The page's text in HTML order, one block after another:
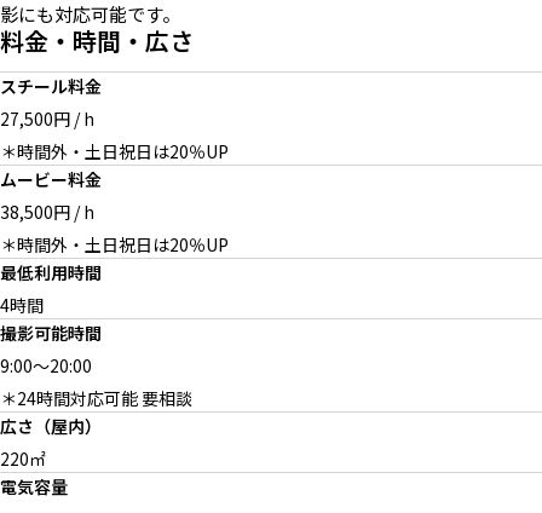
半地下 腰板 ラジエーター モル
タル床
半地下 ラジエーター メインフ
3シーター ラグ ウッド腰板
ト オールドブックス
影にも対応可能です。
料金・時間・広さ
スチール料金
27,500円 / h
＊時間外・土日祝日は20％UP
ムービー料金
38,500円 / h
＊時間外・土日祝日は20％UP
最低利用時間
4時間
撮影可能時間
9:00～20:00
＊24時間対応可能 要相談
広さ（屋内）
220㎡
電気容量